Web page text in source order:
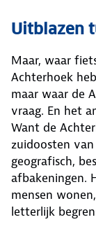
Uitblazen
Maar, waar
Achterhoek
maar waar de
vraag. En het
Want de
zuidoosten
geografisch,
afbakeningen.
mensen
letterlijk